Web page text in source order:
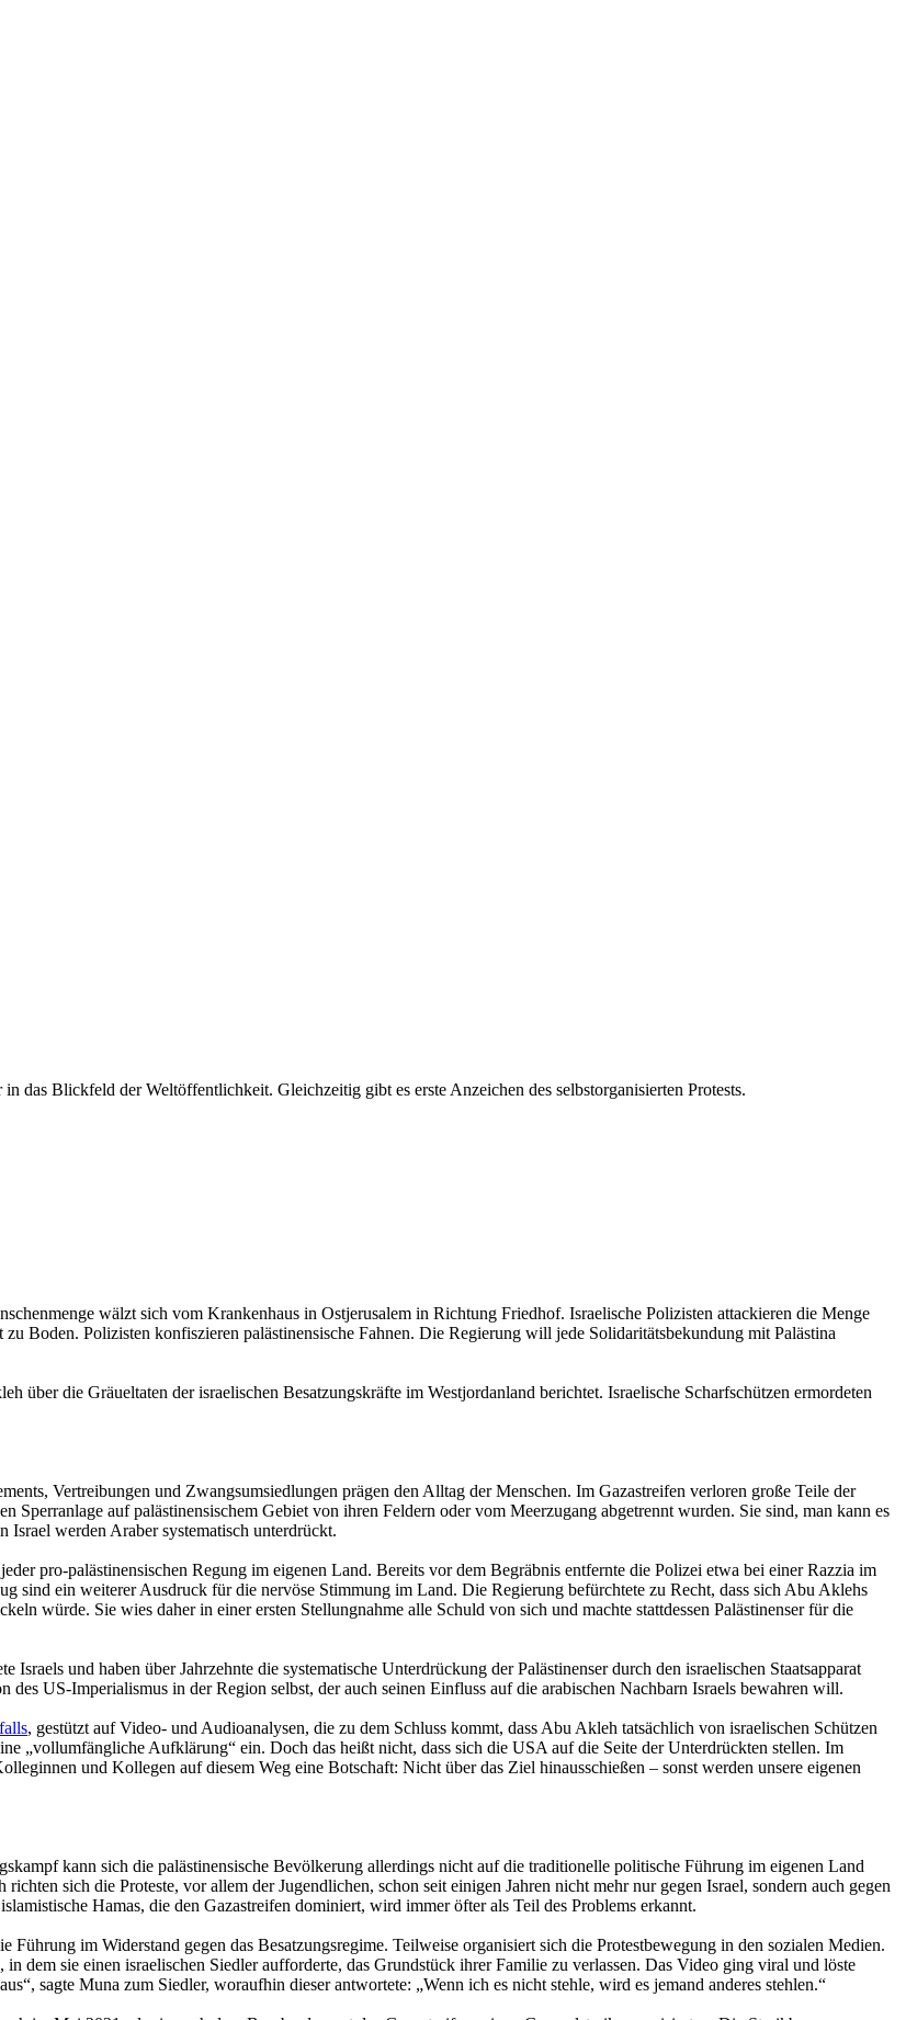
das Blickfeld der Weltöffentlichkeit. Gleichzeitig gibt es erste Anzeichen des selbstorganisierten Protests.
wälzt sich vom Krankenhaus in Ostjerusalem in Richtung Friedhof. Israelische Polizisten attackieren die Menge
Boden. Polizisten konfiszieren palästinensische Fahnen. Die Regierung will jede Solidaritätsbekundung mit Palästina
über die Gräueltaten der israelischen Besatzungskräfte im Westjordanland berichtet. Israelische Scharfschützen ermordeten
Vertreibungen und Zwangsumsiedlungen prägen den Alltag der Menschen. Im Gazastreifen verloren große Teile der
auf palästinensischem Gebiet von ihren Feldern oder vom Meerzugang abgetrennt wurden. Sie sind, man kann es
Israel werden Araber systematisch unterdrückt.
pro-palästinensischen Regung im eigenen Land. Bereits vor dem Begräbnis entfernte die Polizei etwa bei einer Razzia im
sind ein weiterer Ausdruck für die nervöse Stimmung im Land. Die Regierung befürchtete zu Recht, dass sich Abu Aklehs
würde. Sie wies daher in einer ersten Stellungnahme alle Schuld von sich und machte stattdessen Palästinenser für die
und haben über Jahrzehnte die systematische Unterdrückung der Palästinenser durch den israelischen Staatsapparat
US-Imperialismus in der Region selbst, der auch seinen Einfluss auf die arabischen Nachbarn Israels bewahren will.
, gestützt auf Video- und Audioanalysen, die zu dem Schluss kommt, dass Abu Akleh tatsächlich von israelischen Schützen
„vollumfängliche Aufklärung“ ein. Doch das heißt nicht, dass sich die USA auf die Seite der Unterdrückten stellen. Im
und Kollegen auf diesem Weg eine Botschaft: Nicht über das Ziel hinausschießen – sonst werden unsere eigenen
kann sich die palästinensische Bevölkerung allerdings nicht auf die traditionelle politische Führung im eigenen Land
sich die Proteste, vor allem der Jugendlichen, schon seit einigen Jahren nicht mehr nur gegen Israel, sondern auch gegen
Hamas, die den Gazastreifen dominiert, wird immer öfter als Teil des Problems erkannt.
im Widerstand gegen das Besatzungsregime. Teilweise organisiert sich die Protestbewegung in den sozialen Medien.
, in dem sie einen israelischen Siedler aufforderte, das Grundstück ihrer Familie zu verlassen. Das Video ging viral und löste
sagte Muna zum Siedler, woraufhin dieser antwortete: „Wenn ich es nicht stehle, wird es jemand anderes stehlen.“